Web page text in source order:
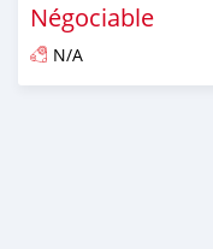
Négociable
N/A